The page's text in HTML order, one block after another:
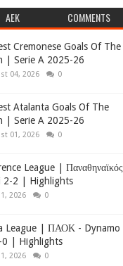
AEK COMMENTS
Cremonese Goals Of The
| Serie A 2025-26
04, 2026 0
Atalanta Goals Of The
| Serie A 2025-26
01, 2026 0
League | Παναθηναϊκός
2-2 | Highlights
2026 0
League | ΠΑΟΚ - Dynamo
0 | Highlights
2026 0